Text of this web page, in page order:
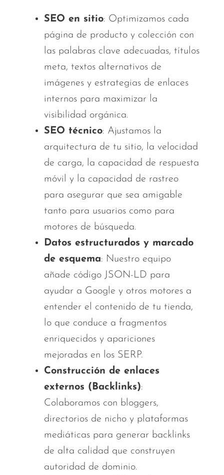
SEO en sitio: Optimizamos cada
página de producto y colección con
las palabras clave adecuadas, títulos
meta, textos alternativos de
imágenes y estrategias de enlaces
internos para maximizar la
visibilidad orgánica.
SEO técnico: Ajustamos la
arquitectura de tu sitio, la velocidad
de carga, la capacidad de respuesta
móvil y la capacidad de rastreo
para asegurar que sea amigable
tanto para usuarios como para
motores de búsqueda.
Datos estructurados y marcado
de esquema: Nuestro equipo
añade código JSON-LD para
ayudar a Google y otros motores a
entender el contenido de tu tienda,
lo que conduce a fragmentos
enriquecidos y apariciones
mejoradas en los SERP.
Construcción de enlaces
externos (Backlinks):
Colaboramos con bloggers,
directorios de nicho y plataformas
mediáticas para generar backlinks
de alta calidad que construyen
autoridad de dominio.